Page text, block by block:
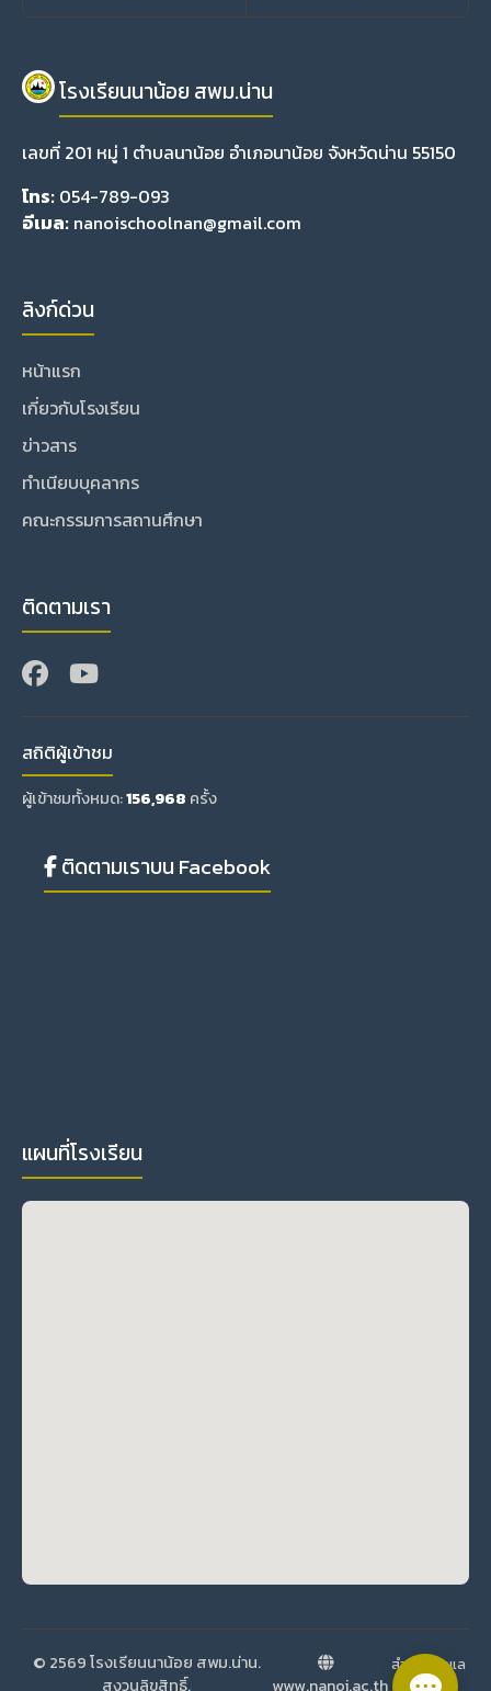
โรงเรียนนาน้อย สพม.น่าน
เลขที่ 201 หมู่ 1 ตำบลนาน้อย อำเภอนาน้อย จังหวัดน่าน 55150
โทร: 054-789-093
อีเมล: nanoischoolnan@gmail.com
ลิงก์ด่วน
หน้าแรก
เกี่ยวกับโรงเรียน
ข่าวสาร
ทำเนียบบุคลากร
คณะกรรมการสถานศึกษา
ติดตามเรา
สถิติผู้เข้าชม
ผู้เข้าชมทั้งหมด:156,968 ครั้ง
ติดตามเราบน Facebook
แผนที่โรงเรียน
© 2569 โรงเรียนนาน้อย สพม.น่าน.
สงวนลิขสิทธิ์.
www.nanoi.ac.th
สำหรับผู้ดูแล
ระบบ